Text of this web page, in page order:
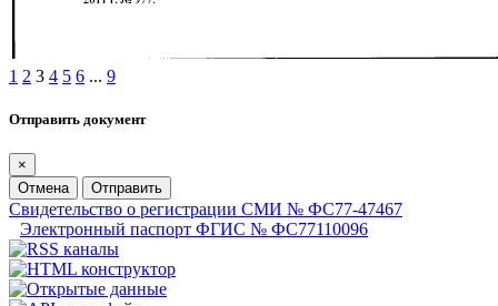
1 2 3 4 5 6 ... 9
Отправить документ
×
Отмена
Отправить
Свидетельство о регистрации СМИ № ФС77-47467
Электронный паспорт ФГИС № ФС77110096